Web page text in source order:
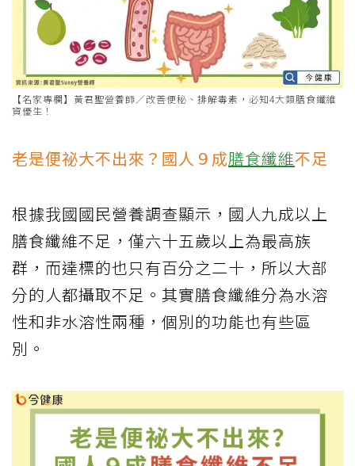
【名家專欄】黃君聖營養師／改善便秘、排解毒素，必知4大類膳食纖維
資優生！
老是便祕大不出來？國人９成膳食纖維不足
根據我國國民營養調查顯示，國人九成以上
膳食纖維不足，僅六十五歲以上為最高族
群，而達標的也只有百分之二十，所以大部
分的人都攝取不足。其實膳食纖維分為水溶
性和非水溶性兩種，個別的功能也有些區
別。